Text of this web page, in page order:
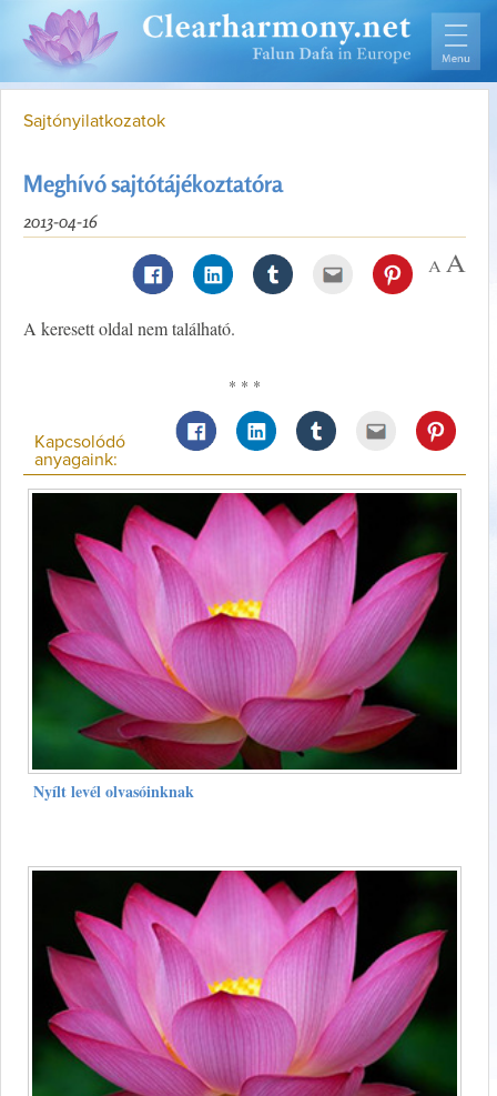
Sajtónyilatkozatok
Meghívó sajtótájékoztatóra
2013-04-16
A keresett oldal nem található.
* * *
Kapcsolódó
anyagaink:
Nyílt levél olvasóinknak